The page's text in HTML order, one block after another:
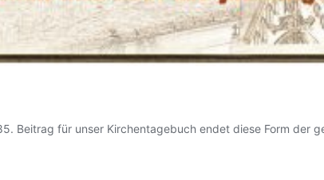
Beitrag für unser Kirchentagebuch endet diese Form der